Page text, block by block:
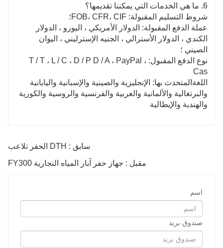
6. ما هي الخدمات التي يمكننا تقديمها؟
شروط التسليم المقبولة: FOB، CFR، CIF؛
عملة الدفع المقبولة: الدولار الأمريكي ، اليورو ، الدولار
الكندي ، الدولار الأسترالي ، الجنيه الإسترليني ، اليوان
الصيني ؛
نوع الدفع المقبول: T / T ، L / C ، D / P D / A ، PayPal ،
Cas
اللغةالمتحدث بها: الإنجليزية والصينية والإسبانية واليابانية
والبرتغالية والألمانية والعربية والفرنسية والروسية والكورية
والهندية والإيطالية
سابق : DTH الحفر تلاعب
مقبل : جهاز حفر آبار المياه التجارية FY300
اسم
صندوق بريد